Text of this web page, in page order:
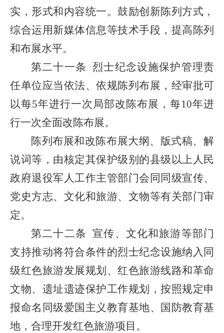
实，形式和内容统一。鼓励创新陈列方式，
综合运用新媒体信息等技术手段，提高陈列
和布展水平。
第二十一条烈士纪念设施保护管理责
任单位应当依法、依规陈列布展，经审批可
以每5年进行一次局部改陈布展，每10年进
行一次全面改陈布展。
陈列布展和改陈布展大纲、版式稿、解
说词等，由核定其保护级别的县级以上人民
政府退役军人工作主管部门会同同级宣传、
党史方志、文化和旅游、文物等有关部门审
定。
第二十二条宣传、文化和旅游等部门
支持推动将符合条件的烈士纪念设施纳入同
级红色旅游发展规划、红色旅游线路和革命
文物、遗址遗迹保护工作规划，按照规定申
报命名同级爱国主义教育基地、国防教育基
地，合理开发红色旅游项目。